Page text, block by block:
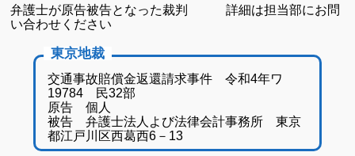
弁護士が原告被告となった裁判 詳細は担当部にお問
い合わせください
東京地裁
交通事故賠償金返還請求事件 令和4年ワ
19784 民32部
原告 個人
被告 弁護士法人よび法律会計事務所 東京
都江戸川区西葛西6－13